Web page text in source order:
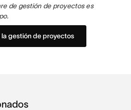
de gestión de proyectos es
gestión de proyectos